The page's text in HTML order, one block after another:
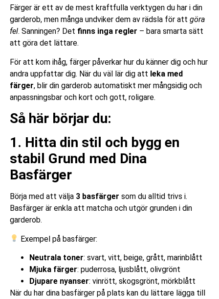
Färger är ett av de mest kraftfulla verktygen du har i din
garderob, men många undviker dem av rädsla för att göra
fel. Sanningen? Det finns inga regler – bara smarta sätt
att göra det lättare.
För att kom ihåg, färger påverkar hur du känner dig och hur
andra uppfattar dig. När du väl lär dig att leka med
färger, blir din garderob automatiskt mer mångsidig och
anpassningsbar och kort och gott, roligare.
Så här börjar du:
1. Hitta din stil och bygg en
stabil Grund med Dina
Basfärger
Börja med att välja 3 basfärger som du alltid trivs i.
Basfärger är enkla att matcha och utgör grunden i din
garderob.
Exempel på basfärger:
Neutrala toner: svart, vitt, beige, grått, marinblått
Mjuka färger: puderrosa, ljusblått, olivgrönt
Djupare nyanser: vinrött, skogsgrönt, mörkblått
När du har dina basfärger på plats kan du lättare lägga till